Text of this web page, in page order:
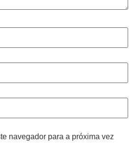
navegador para a próxima vez